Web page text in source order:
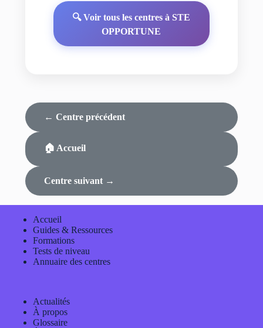
🔍 Voir tous les centres à STE
OPPORTUNE
← Centre précédent
🏠 Accueil
Centre suivant →
Accueil
Guides & Ressources
Formations
Tests de niveau
Annuaire des centres
Actualités
À propos
Glossaire